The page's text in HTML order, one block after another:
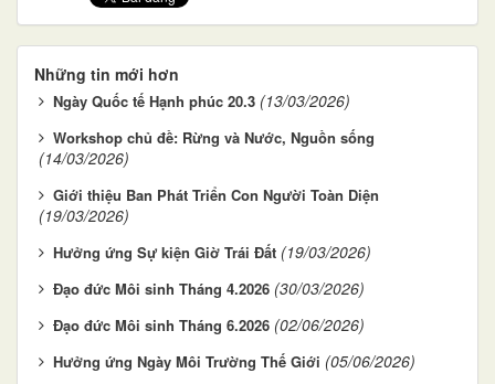
Những tin mới hơn
Ngày Quốc tế Hạnh phúc 20.3 (13/03/2026)
Workshop chủ đề: Rừng và Nước, Nguồn sống
(14/03/2026)
Giới thiệu Ban Phát Triển Con Người Toàn Diện
(19/03/2026)
Hưởng ứng Sự kiện Giờ Trái Đất (19/03/2026)
Đạo đức Môi sinh Tháng 4.2026 (30/03/2026)
Đạo đức Môi sinh Tháng 6.2026 (02/06/2026)
Hưởng ứng Ngày Môi Trường Thế Giới (05/06/2026)